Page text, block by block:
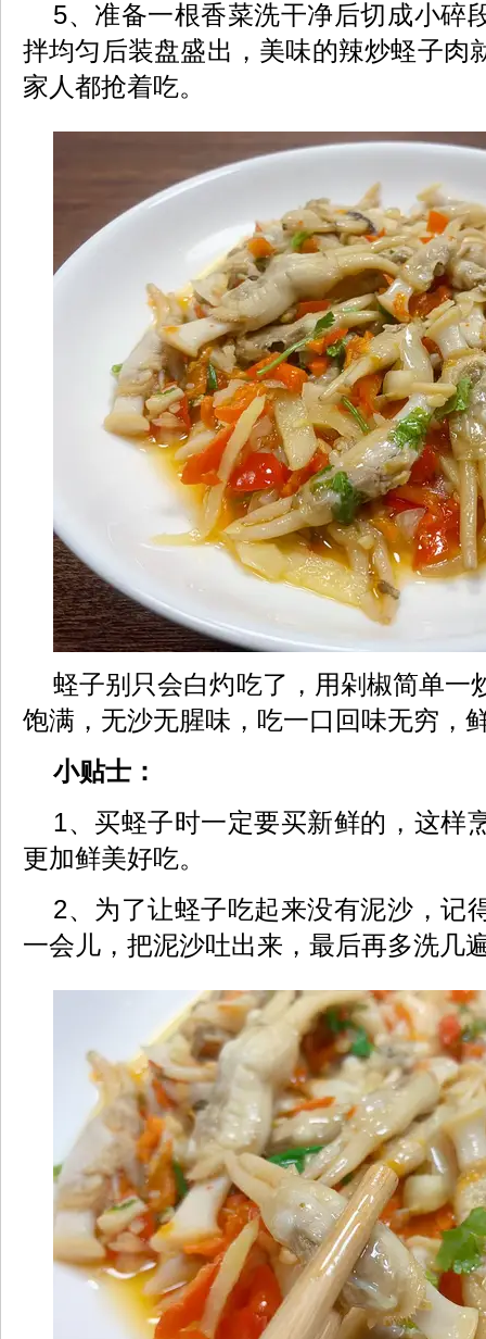
5、准备一根香菜洗干净后切成小碎
拌均匀后装盘盛出，美味的辣炒蛏子肉
家人都抢着吃。
蛏子别只会白灼吃了，用剁椒简单一
饱满，无沙无腥味，吃一口回味无穷，
小贴士：
1、买蛏子时一定要买新鲜的，这样
更加鲜美好吃。
2、为了让蛏子吃起来没有泥沙，记
一会儿，把泥沙吐出来，最后再多洗几